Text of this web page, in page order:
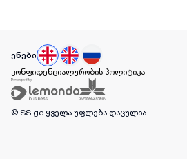
ენები
კონფიდენციალურობის პოლიტიკა
© SS.ge ყველა უფლება დაცულია